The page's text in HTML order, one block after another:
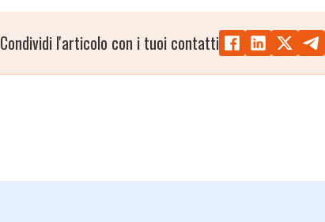
Condividi l'articolo con i tuoi contatti